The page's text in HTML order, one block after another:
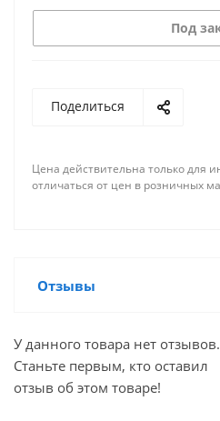
Под
Поделиться
Цена действительна только для
отличаться от цен в розничных
Отзывы
У данного товара нет отзывов.
Станьте первым, кто оставил
отзыв об этом товаре!